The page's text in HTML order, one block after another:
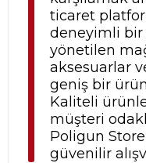
ticaret
deneyimli bir
yönetilen
aksesuarlar
geniş bir
Kaliteli
müşteri
Poligun
güvenilir